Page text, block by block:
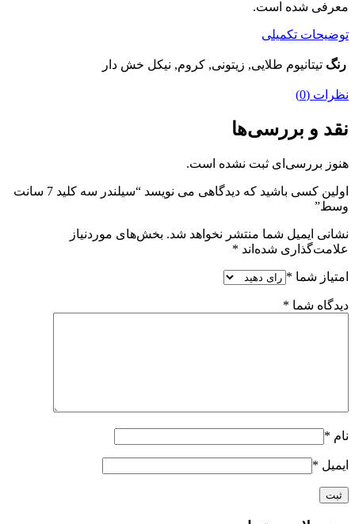
معرفی شده است.
توضیحات تکمیلی
رنگ تیتانیوم طلایی, زیتونی, کروم, نیکل خش دار
نظرات (0)
نقد و بررسی‌ها
هنوز بررسی‌ای ثبت نشده است.
اولین کسی باشید که دیدگاهی می نویسد “سیلندر سه کلید 7 سانت
وسط”
نشانی ایمیل شما منتشر نخواهد شد. بخش‌های موردنیاز
علامت‌گذاری شده‌اند *
امتیاز شما *
دیدگاه شما *
نام *
ایمیل *